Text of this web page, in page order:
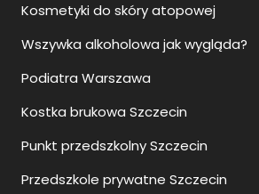
Kosmetyki do skóry atopowej
Wszywka alkoholowa jak wygląda?
Podiatra Warszawa
Kostka brukowa Szczecin
Punkt przedszkolny Szczecin
Przedszkole prywatne Szczecin